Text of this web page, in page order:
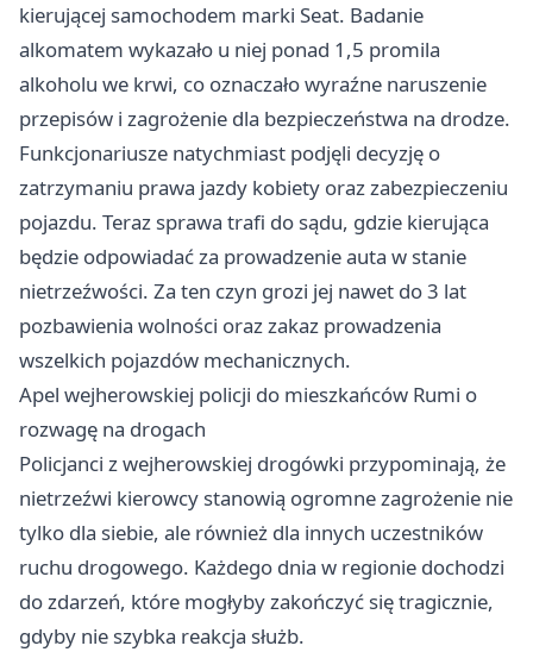
kierującej samochodem marki Seat. Badanie
alkomatem wykazało u niej ponad 1,5 promila
alkoholu we krwi, co oznaczało wyraźne naruszenie
przepisów i zagrożenie dla bezpieczeństwa na drodze.
Funkcjonariusze natychmiast podjęli decyzję o
zatrzymaniu prawa jazdy kobiety oraz zabezpieczeniu
pojazdu. Teraz sprawa trafi do sądu, gdzie kierująca
będzie odpowiadać za prowadzenie auta w stanie
nietrzeźwości. Za ten czyn grozi jej nawet do 3 lat
pozbawienia wolności oraz zakaz prowadzenia
wszelkich pojazdów mechanicznych.
Apel wejherowskiej policji do mieszkańców Rumi o
rozwagę na drogach
Policjanci z wejherowskiej drogówki przypominają, że
nietrzeźwi kierowcy stanowią ogromne zagrożenie nie
tylko dla siebie, ale również dla innych uczestników
ruchu drogowego. Każdego dnia w regionie dochodzi
do zdarzeń, które mogłyby zakończyć się tragicznie,
gdyby nie szybka reakcja służb.